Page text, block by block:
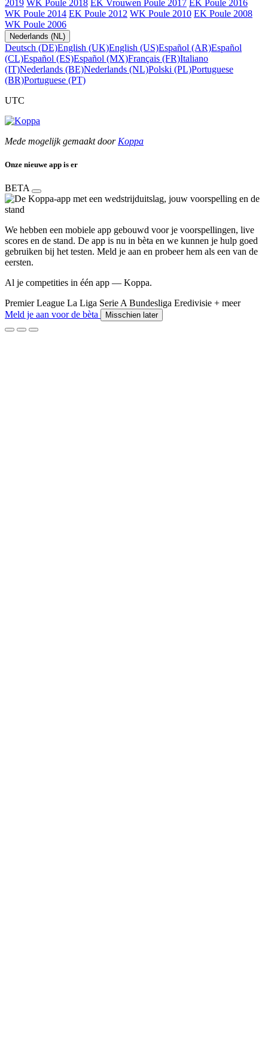
2019 WK Poule 2018 EK Vrouwen Poule 2017 EK Poule 2016
WK Poule 2014 EK Poule 2012 WK Poule 2010 EK Poule 2008
WK Poule 2006
Nederlands (NL)
Deutsch (DE)English (UK)English (US)Español (AR)Español
(CL)Español (ES)Español (MX)Français (FR)Italiano
(IT)Nederlands (BE)Nederlands (NL)Polski (PL)Portuguese
(BR)Portuguese (PT)
UTC
Mede mogelijk gemaakt door Koppa
Onze nieuwe app is er
BETA
We hebben een mobiele app gebouwd voor je voorspellingen, live
scores en de stand. De app is nu in bèta en we kunnen je hulp goed
gebruiken bij het testen. Meld je aan en probeer hem als een van de
eersten.
Al je competities in één app — Koppa.
Premier League La Liga Serie A Bundesliga Eredivisie + meer
Meld je aan voor de bèta
Misschien later